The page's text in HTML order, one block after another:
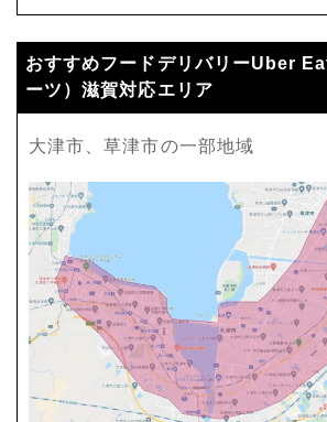
おすすめフードデリバリーUber
ーツ）滋賀対応エリア
大津市、草津市の一部地域